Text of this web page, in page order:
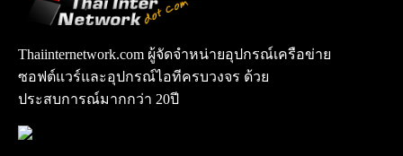
Thaiinternetwork.com ผู้จัดจำหน่ายอุปกรณ์เครือข่าย
ซอฟต์แวร์และอุปกรณ์ไอทีครบวงจร ด้วย
ประสบการณ์มากกว่า 20ปี